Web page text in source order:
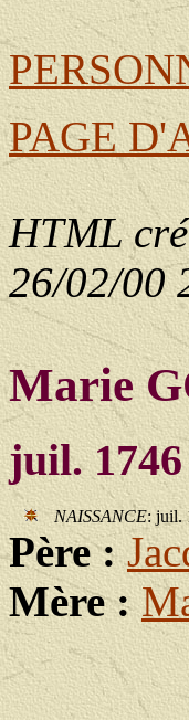
PAGE
HTML
26/02/00
Marie
juil. 1746
NAISSANCE: juil.
Père :
Mère :